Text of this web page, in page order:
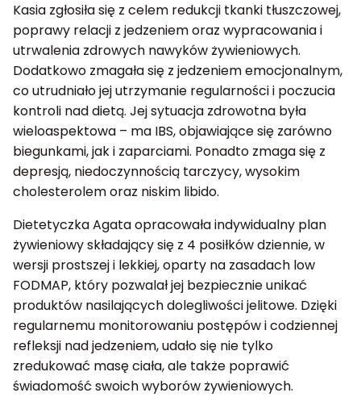
Kasia zgłosiła się z celem redukcji tkanki tłuszczowej,
poprawy relacji z jedzeniem oraz wypracowania i
utrwalenia zdrowych nawyków żywieniowych.
Dodatkowo zmagała się z jedzeniem emocjonalnym,
co utrudniało jej utrzymanie regularności i poczucia
kontroli nad dietą. Jej sytuacja zdrowotna była
wieloaspektowa – ma IBS, objawiające się zarówno
biegunkami, jak i zaparciami. Ponadto zmaga się z
depresją, niedoczynnością tarczycy, wysokim
cholesterolem oraz niskim libido.
Dietetyczka Agata opracowała indywidualny plan
żywieniowy składający się z 4 posiłków dziennie, w
wersji prostszej i lekkiej, oparty na zasadach low
FODMAP, który pozwalał jej bezpiecznie unikać
produktów nasilających dolegliwości jelitowe. Dzięki
regularnemu monitorowaniu postępów i codziennej
refleksji nad jedzeniem, udało się nie tylko
zredukować masę ciała, ale także poprawić
świadomość swoich wyborów żywieniowych.